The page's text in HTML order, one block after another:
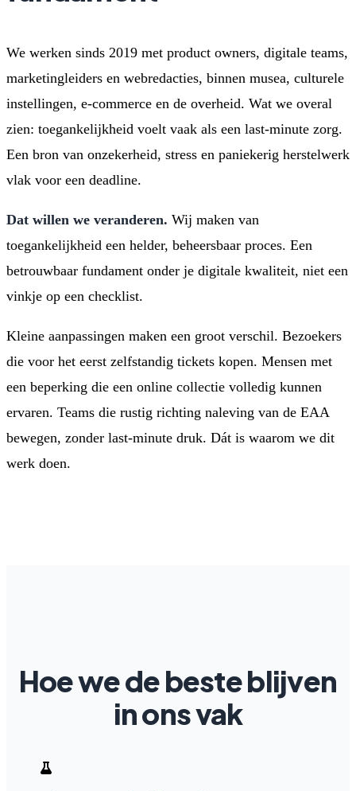
We werken sinds 2019 met product owners, digitale teams,
marketingleiders en webredacties, binnen musea, culturele
instellingen, e-commerce en de overheid. Wat we overal
zien: toegankelijkheid voelt vaak als een last-minute zorg.
Een bron van onzekerheid, stress en paniekerig herstelwerk
vlak voor een deadline.
Dat willen we veranderen. Wij maken van
toegankelijkheid een helder, beheersbaar proces. Een
betrouwbaar fundament onder je digitale kwaliteit, niet een
vinkje op een checklist.
Kleine aanpassingen maken een groot verschil. Bezoekers
die voor het eerst zelfstandig tickets kopen. Mensen met
een beperking die een online collectie volledig kunnen
ervaren. Teams die rustig richting naleving van de EAA
bewegen, zonder last-minute druk. Dát is waarom we dit
werk doen.
Hoe we de beste blijven
in ons vak